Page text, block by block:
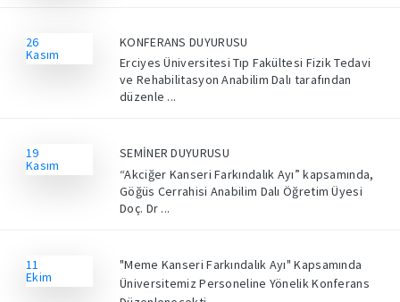
26
Kasım
KONFERANS DUYURUSU
Erciyes Üniversitesi Tıp Fakültesi Fizik Tedavi
ve Rehabilitasyon Anabilim Dalı tarafından
düzenle ...
19
Kasım
SEMİNER DUYURUSU
“Akciğer Kanseri Farkındalık Ayı” kapsamında,
Göğüs Cerrahisi Anabilim Dalı Öğretim Üyesi
Doç. Dr ...
11
Ekim
"Meme Kanseri Farkındalık Ayı" Kapsamında
Üniversitemiz Personeline Yönelik Konferans